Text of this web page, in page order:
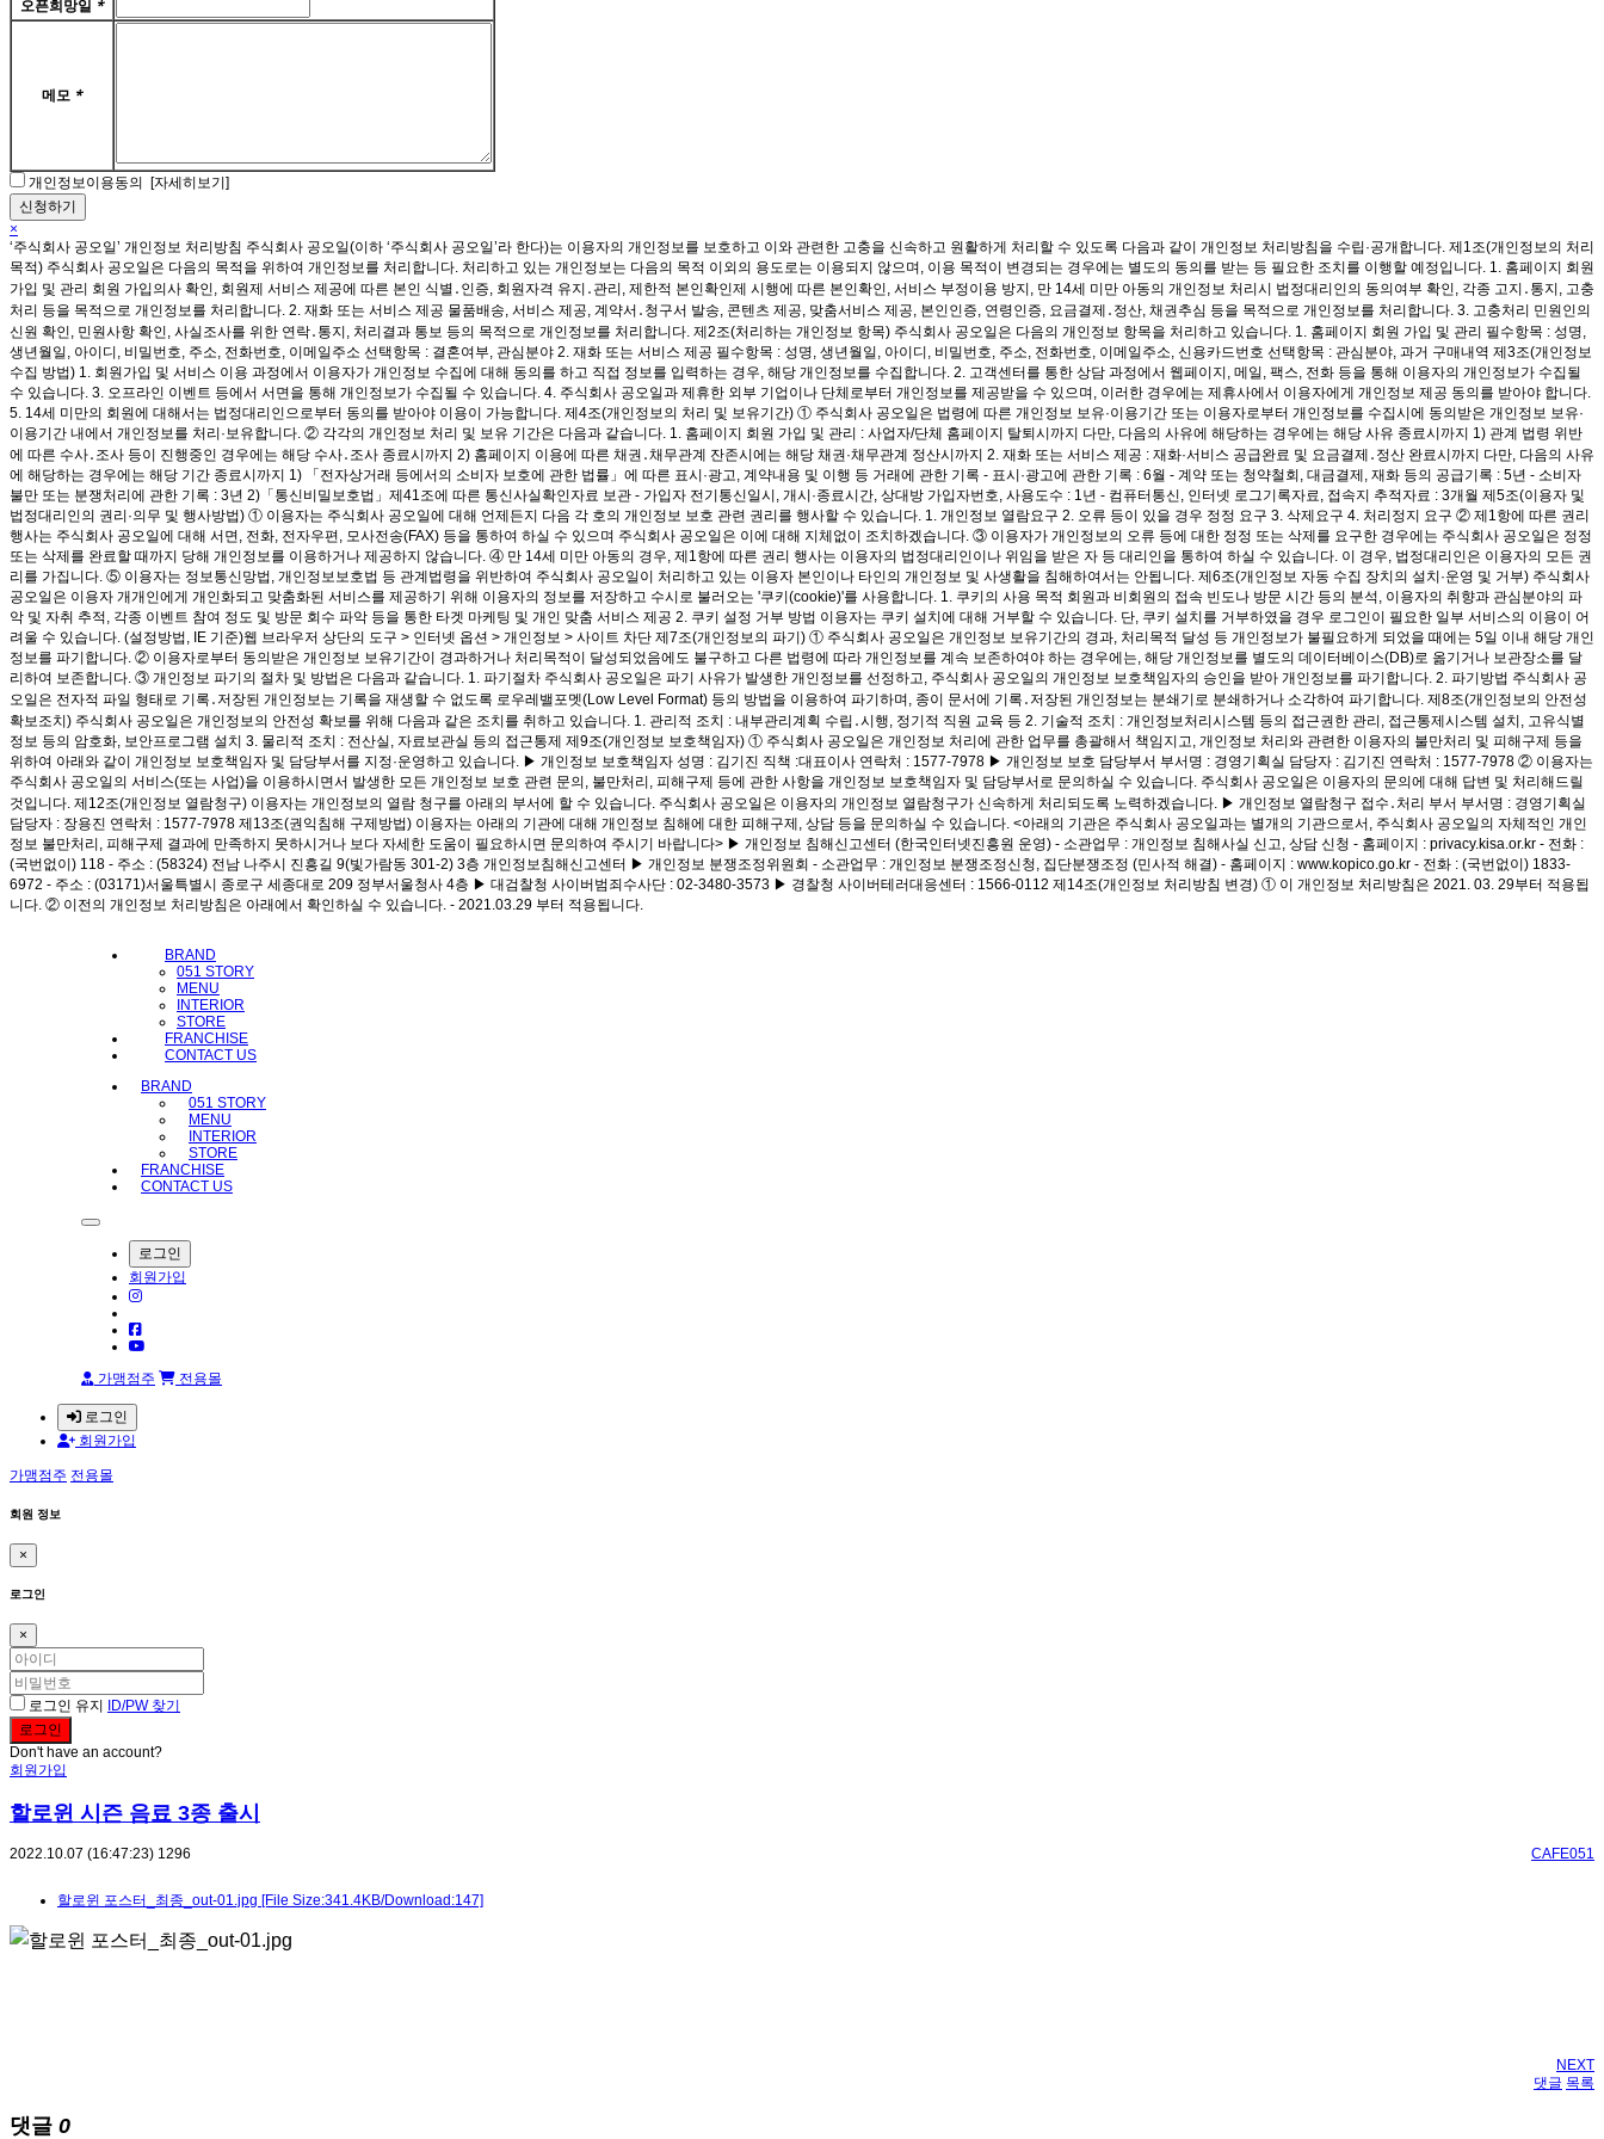
오픈희망일 *
메모 *
개인정보이용동의 [자세히보기]
×
‘주식회사 공오일’ 개인정보 처리방침 주식회사 공오일(이하 ‘주식회사 공오일’라 한다)는 이용자의 개인정보를 보호하고 이와 관련한 고충을 신속하고 원활하게 처리할 수 있도록 다음과 같이 개인정보 처리방침을 수립·공개합니다. 제1조(개인정보의 처리
목적) 주식회사 공오일은 다음의 목적을 위하여 개인정보를 처리합니다. 처리하고 있는 개인정보는 다음의 목적 이외의 용도로는 이용되지 않으며, 이용 목적이 변경되는 경우에는 별도의 동의를 받는 등 필요한 조치를 이행할 예정입니다. 1. 홈페이지 회원
가입 및 관리 회원 가입의사 확인, 회원제 서비스 제공에 따른 본인 식별․인증, 회원자격 유지․관리, 제한적 본인확인제 시행에 따른 본인확인, 서비스 부정이용 방지, 만 14세 미만 아동의 개인정보 처리시 법정대리인의 동의여부 확인, 각종 고지․통지, 고충
처리 등을 목적으로 개인정보를 처리합니다. 2. 재화 또는 서비스 제공 물품배송, 서비스 제공, 계약서․청구서 발송, 콘텐츠 제공, 맞춤서비스 제공, 본인인증, 연령인증, 요금결제․정산, 채권추심 등을 목적으로 개인정보를 처리합니다. 3. 고충처리 민원인의
신원 확인, 민원사항 확인, 사실조사를 위한 연락․통지, 처리결과 통보 등의 목적으로 개인정보를 처리합니다. 제2조(처리하는 개인정보 항목) 주식회사 공오일은 다음의 개인정보 항목을 처리하고 있습니다. 1. 홈페이지 회원 가입 및 관리 필수항목 : 성명,
생년월일, 아이디, 비밀번호, 주소, 전화번호, 이메일주소 선택항목 : 결혼여부, 관심분야 2. 재화 또는 서비스 제공 필수항목 : 성명, 생년월일, 아이디, 비밀번호, 주소, 전화번호, 이메일주소, 신용카드번호 선택항목 : 관심분야, 과거 구매내역 제3조(개인정보
수집 방법) 1. 회원가입 및 서비스 이용 과정에서 이용자가 개인정보 수집에 대해 동의를 하고 직접 정보를 입력하는 경우, 해당 개인정보를 수집합니다. 2. 고객센터를 통한 상담 과정에서 웹페이지, 메일, 팩스, 전화 등을 통해 이용자의 개인정보가 수집될
수 있습니다. 3. 오프라인 이벤트 등에서 서면을 통해 개인정보가 수집될 수 있습니다. 4. 주식회사 공오일과 제휴한 외부 기업이나 단체로부터 개인정보를 제공받을 수 있으며, 이러한 경우에는 제휴사에서 이용자에게 개인정보 제공 동의를 받아야 합니다.
5. 14세 미만의 회원에 대해서는 법정대리인으로부터 동의를 받아야 이용이 가능합니다. 제4조(개인정보의 처리 및 보유기간) ① 주식회사 공오일은 법령에 따른 개인정보 보유·이용기간 또는 이용자로부터 개인정보를 수집시에 동의받은 개인정보 보유·
이용기간 내에서 개인정보를 처리·보유합니다. ② 각각의 개인정보 처리 및 보유 기간은 다음과 같습니다. 1. 홈페이지 회원 가입 및 관리 : 사업자/단체 홈페이지 탈퇴시까지 다만, 다음의 사유에 해당하는 경우에는 해당 사유 종료시까지 1) 관계 법령 위반
에 따른 수사․조사 등이 진행중인 경우에는 해당 수사․조사 종료시까지 2) 홈페이지 이용에 따른 채권․채무관계 잔존시에는 해당 채권·채무관계 정산시까지 2. 재화 또는 서비스 제공 : 재화·서비스 공급완료 및 요금결제․정산 완료시까지 다만, 다음의 사유
에 해당하는 경우에는 해당 기간 종료시까지 1) 「전자상거래 등에서의 소비자 보호에 관한 법률」에 따른 표시·광고, 계약내용 및 이행 등 거래에 관한 기록 - 표시·광고에 관한 기록 : 6월 - 계약 또는 청약철회, 대금결제, 재화 등의 공급기록 : 5년 - 소비자
불만 또는 분쟁처리에 관한 기록 : 3년 2)「통신비밀보호법」제41조에 따른 통신사실확인자료 보관 - 가입자 전기통신일시, 개시·종료시간, 상대방 가입자번호, 사용도수 : 1년 - 컴퓨터통신, 인터넷 로그기록자료, 접속지 추적자료 : 3개월 제5조(이용자 및
법정대리인의 권리·의무 및 행사방법) ① 이용자는 주식회사 공오일에 대해 언제든지 다음 각 호의 개인정보 보호 관련 권리를 행사할 수 있습니다. 1. 개인정보 열람요구 2. 오류 등이 있을 경우 정정 요구 3. 삭제요구 4. 처리정지 요구 ② 제1항에 따른 권리
행사는 주식회사 공오일에 대해 서면, 전화, 전자우편, 모사전송(FAX) 등을 통하여 하실 수 있으며 주식회사 공오일은 이에 대해 지체없이 조치하겠습니다. ③ 이용자가 개인정보의 오류 등에 대한 정정 또는 삭제를 요구한 경우에는 주식회사 공오일은 정정
또는 삭제를 완료할 때까지 당해 개인정보를 이용하거나 제공하지 않습니다. ④ 만 14세 미만 아동의 경우, 제1항에 따른 권리 행사는 이용자의 법정대리인이나 위임을 받은 자 등 대리인을 통하여 하실 수 있습니다. 이 경우, 법정대리인은 이용자의 모든 권
리를 가집니다. ⑤ 이용자는 정보통신망법, 개인정보보호법 등 관계법령을 위반하여 주식회사 공오일이 처리하고 있는 이용자 본인이나 타인의 개인정보 및 사생활을 침해하여서는 안됩니다. 제6조(개인정보 자동 수집 장치의 설치·운영 및 거부) 주식회사
공오일은 이용자 개개인에게 개인화되고 맞춤화된 서비스를 제공하기 위해 이용자의 정보를 저장하고 수시로 불러오는 '쿠키(cookie)'를 사용합니다. 1. 쿠키의 사용 목적 회원과 비회원의 접속 빈도나 방문 시간 등의 분석, 이용자의 취향과 관심분야의 파
악 및 자취 추적, 각종 이벤트 참여 정도 및 방문 회수 파악 등을 통한 타겟 마케팅 및 개인 맞춤 서비스 제공 2. 쿠키 설정 거부 방법 이용자는 쿠키 설치에 대해 거부할 수 있습니다. 단, 쿠키 설치를 거부하였을 경우 로그인이 필요한 일부 서비스의 이용이 어
려울 수 있습니다. (설정방법, IE 기준)웹 브라우저 상단의 도구 > 인터넷 옵션 > 개인정보 > 사이트 차단 제7조(개인정보의 파기) ① 주식회사 공오일은 개인정보 보유기간의 경과, 처리목적 달성 등 개인정보가 불필요하게 되었을 때에는 5일 이내 해당 개인
정보를 파기합니다. ② 이용자로부터 동의받은 개인정보 보유기간이 경과하거나 처리목적이 달성되었음에도 불구하고 다른 법령에 따라 개인정보를 계속 보존하여야 하는 경우에는, 해당 개인정보를 별도의 데이터베이스(DB)로 옮기거나 보관장소를 달
리하여 보존합니다. ③ 개인정보 파기의 절차 및 방법은 다음과 같습니다. 1. 파기절차 주식회사 공오일은 파기 사유가 발생한 개인정보를 선정하고, 주식회사 공오일의 개인정보 보호책임자의 승인을 받아 개인정보를 파기합니다. 2. 파기방법 주식회사 공
오일은 전자적 파일 형태로 기록․저장된 개인정보는 기록을 재생할 수 없도록 로우레밸포멧(Low Level Format) 등의 방법을 이용하여 파기하며, 종이 문서에 기록․저장된 개인정보는 분쇄기로 분쇄하거나 소각하여 파기합니다. 제8조(개인정보의 안전성
확보조치) 주식회사 공오일은 개인정보의 안전성 확보를 위해 다음과 같은 조치를 취하고 있습니다. 1. 관리적 조치 : 내부관리계획 수립․시행, 정기적 직원 교육 등 2. 기술적 조치 : 개인정보처리시스템 등의 접근권한 관리, 접근통제시스템 설치, 고유식별
정보 등의 암호화, 보안프로그램 설치 3. 물리적 조치 : 전산실, 자료보관실 등의 접근통제 제9조(개인정보 보호책임자) ① 주식회사 공오일은 개인정보 처리에 관한 업무를 총괄해서 책임지고, 개인정보 처리와 관련한 이용자의 불만처리 및 피해구제 등을
위하여 아래와 같이 개인정보 보호책임자 및 담당부서를 지정·운영하고 있습니다. ▶ 개인정보 보호책임자 성명 : 김기진 직책 :대표이사 연락처 : 1577-7978 ▶ 개인정보 보호 담당부서 부서명 : 경영기획실 담당자 : 김기진 연락처 : 1577-7978 ② 이용자는
주식회사 공오일의 서비스(또는 사업)을 이용하시면서 발생한 모든 개인정보 보호 관련 문의, 불만처리, 피해구제 등에 관한 사항을 개인정보 보호책임자 및 담당부서로 문의하실 수 있습니다. 주식회사 공오일은 이용자의 문의에 대해 답변 및 처리해드릴
것입니다. 제12조(개인정보 열람청구) 이용자는 개인정보의 열람 청구를 아래의 부서에 할 수 있습니다. 주식회사 공오일은 이용자의 개인정보 열람청구가 신속하게 처리되도록 노력하겠습니다. ▶ 개인정보 열람청구 접수․처리 부서 부서명 : 경영기획실
담당자 : 장용진 연락처 : 1577-7978 제13조(권익침해 구제방법) 이용자는 아래의 기관에 대해 개인정보 침해에 대한 피해구제, 상담 등을 문의하실 수 있습니다. <아래의 기관은 주식회사 공오일과는 별개의 기관으로서, 주식회사 공오일의 자체적인 개인
정보 불만처리, 피해구제 결과에 만족하지 못하시거나 보다 자세한 도움이 필요하시면 문의하여 주시기 바랍니다> ▶ 개인정보 침해신고센터 (한국인터넷진흥원 운영) - 소관업무 : 개인정보 침해사실 신고, 상담 신청 - 홈페이지 : privacy.kisa.or.kr - 전화 :
(국번없이) 118 - 주소 : (58324) 전남 나주시 진흥길 9(빛가람동 301-2) 3층 개인정보침해신고센터 ▶ 개인정보 분쟁조정위원회 - 소관업무 : 개인정보 분쟁조정신청, 집단분쟁조정 (민사적 해결) - 홈페이지 : www.kopico.go.kr - 전화 : (국번없이) 1833-
6972 - 주소 : (03171)서울특별시 종로구 세종대로 209 정부서울청사 4층 ▶ 대검찰청 사이버범죄수사단 : 02-3480-3573 ▶ 경찰청 사이버테러대응센터 : 1566-0112 제14조(개인정보 처리방침 변경) ① 이 개인정보 처리방침은 2021. 03. 29부터 적용됩
니다. ② 이전의 개인정보 처리방침은 아래에서 확인하실 수 있습니다. - 2021.03.29 부터 적용됩니다.
BRAND
051 STORY
MENU
INTERIOR
STORE
FRANCHISE
CONTACT US
BRAND
051 STORY
MENU
INTERIOR
STORE
FRANCHISE
CONTACT US
로그인
회원가입
가맹점주 전용몰
로그인
회원가입
가맹점주 전용몰
회원 정보
×
로그인
×
로그인 유지 ID/PW 찾기
Don't have an account?
회원가입
할로윈 시즌 음료 3종 출시
2022.10.07 (16:47:23) 1296 CAFE051
할로윈 포스터_최종_out-01.jpg [File Size:341.4KB/Download:147]
NEXT
댓글 목록
댓글 0